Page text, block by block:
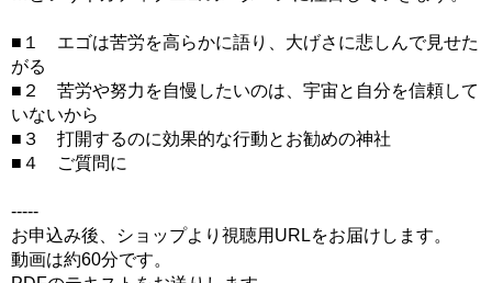
■１ エゴは苦労を高らかに語り、大げさに悲しんで見せた
がる
■２ 苦労や努力を自慢したいのは、宇宙と自分を信頼して
いないから
■３ 打開するのに効果的な行動とお勧めの神社
■４ ご質問に
-----
お申込み後、ショップより視聴用URLをお届けします。
動画は約60分です。